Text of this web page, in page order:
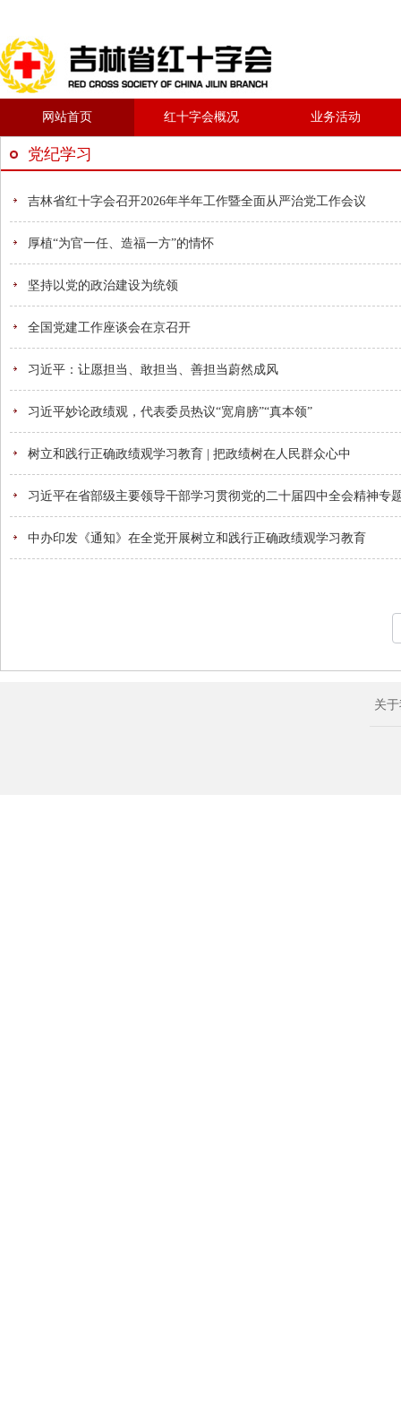
网站首页 红十字会概况 业务活动
党纪学习
吉林省红十字会召开2026年半年工作暨全面从严治党工作会议
厚植“为官一任、造福一方”的情怀
坚持以党的政治建设为统领
全国党建工作座谈会在京召开
习近平：让愿担当、敢担当、善担当蔚然成风
习近平妙论政绩观，代表委员热议“宽肩膀”“真本领”
树立和践行正确政绩观学习教育 | 把政绩树在人民群众心中
习近平在省部级主要领导干部学习贯彻党的二十届四中全会精神专
中办印发《通知》在全党开展树立和践行正确政绩观学习教育
关